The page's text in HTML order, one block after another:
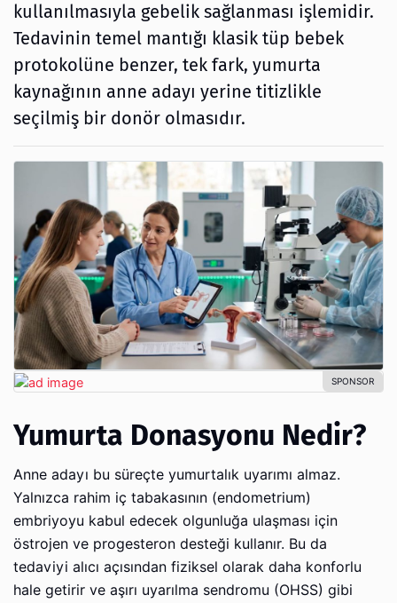
kullanılmasıyla gebelik sağlanması işlemidir.
Tedavinin temel mantığı klasik tüp bebek
protokolüne benzer, tek fark, yumurta
kaynağının anne adayı yerine titizlikle
seçilmiş bir donör olmasıdır.
Yumurta Donasyonu Nedir?
Anne adayı bu süreçte yumurtalık uyarımı almaz.
Yalnızca rahim iç tabakasının (endometrium)
embriyoyu kabul edecek olgunluğa ulaşması için
östrojen ve progesteron desteği kullanır. Bu da
tedaviyi alıcı açısından fiziksel olarak daha konforlu
hale getirir ve aşırı uyarılma sendromu (OHSS) gibi